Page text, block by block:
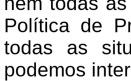
Política de
todas as
podemos